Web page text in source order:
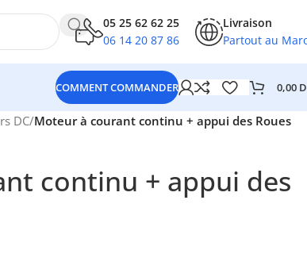
05 25 62 62 25
06 14 20 87 86
Livraison
Partout au
COMMENT COMMANDER 0,00
DC/Moteur à courant continu + appui des Roues
continu + appui des